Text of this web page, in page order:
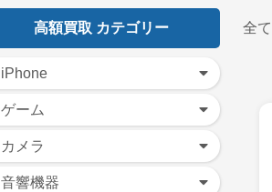
高額買取 カテゴリー
iPhone
ゲーム
カメラ
音響機器
全て